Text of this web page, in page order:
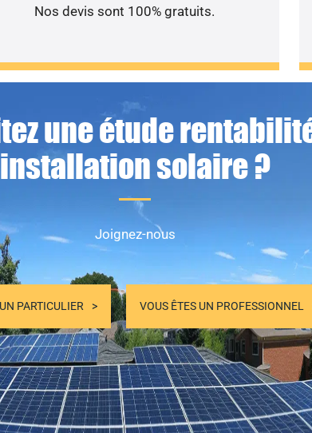
Nos devis sont 100% gratuits.
une étude
installation solaire ?
Joignez-nous
PARTICULIER VOUS ÊTES UN PROFESSIONNEL